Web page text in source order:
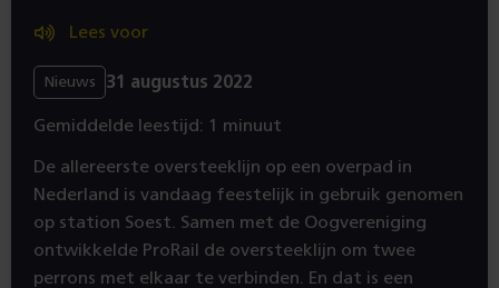
Lees voor
Nieuws 31 augustus 2022
Gemiddelde leestijd: 1 minuut
De allereerste oversteeklijn op een overpad in
Nederland is vandaag feestelijk in gebruik genomen
op station Soest. Samen met de Oogvereniging
ontwikkelde ProRail de oversteeklijn om twee
perrons met elkaar te verbinden. En dat is een